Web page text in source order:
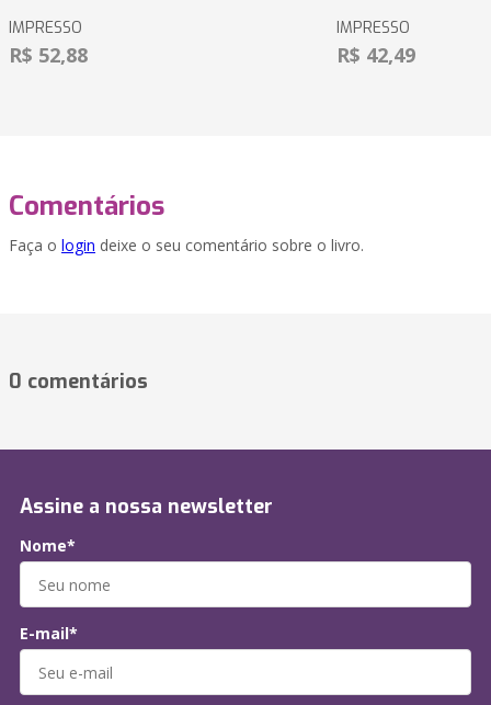
IMPRESSO
R$ 52,88
IMPRESSO
R$ 42,49
Comentários
Faça o login deixe o seu comentário sobre o livro.
0 comentários
Assine a nossa newsletter
Nome*
E-mail*